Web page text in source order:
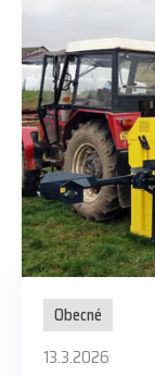
Obecné
13.3.2026